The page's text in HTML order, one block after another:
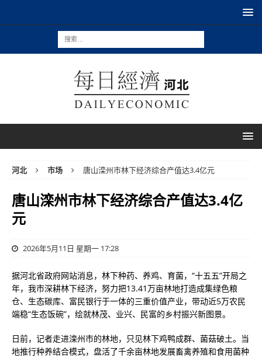
河北 市场 唐山滦州市林下经济综合产值达3.4亿元
唐山滦州市林下经济综合产值达3.4亿
元
2026年5月11日 星期一 17:28
据河北省政府网站消息，林下种药、养鸡、育菌，“十五五”开局之
年，我市深耕林下经济，努力把13.41万亩林地打造成集绿色粮
仓、生态碳库、富民银行于一体的三重价值产业，带动近5万农民
端稳“生态饭碗”，绘就林茂、业兴、民富的乡村振兴新图景。
日前，记者走进滦州市的林地，只见林下鸡鸭成群、菌菇破土。当
地推行种养结合模式，盘活了千余亩林地发展畜禽养殖和食用菌种